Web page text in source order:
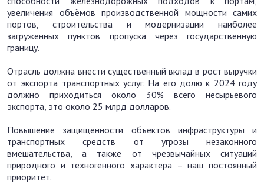
увеличения объёмов производственной мощности самих
портов, строительства и модернизации наиболее
загруженных пунктов пропуска через государственную
границу.
Отрасль должна внести существенный вклад в рост выручки
от экспорта транспортных услуг. На его долю к 2024 году
должно приходиться около 30% всего несырьевого
экспорта, это около 25 млрд долларов.
Повышение защищённости объектов инфраструктуры и
транспортных средств от угрозы незаконного
вмешательства, а также от чрезвычайных ситуаций
природного и техногенного характера – наш постоянный
приоритет.